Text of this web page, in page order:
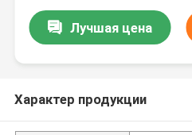
Лучшая цена
Характер продукции